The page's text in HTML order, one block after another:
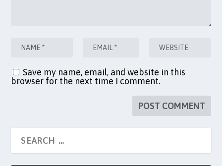
Save my name, email, and website in this
browser for the next time I comment.